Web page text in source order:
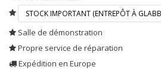
STOCK IMPORTANT (ENTREPÔT À
Salle de démonstration
Propre service de réparation
Expédition en Europe